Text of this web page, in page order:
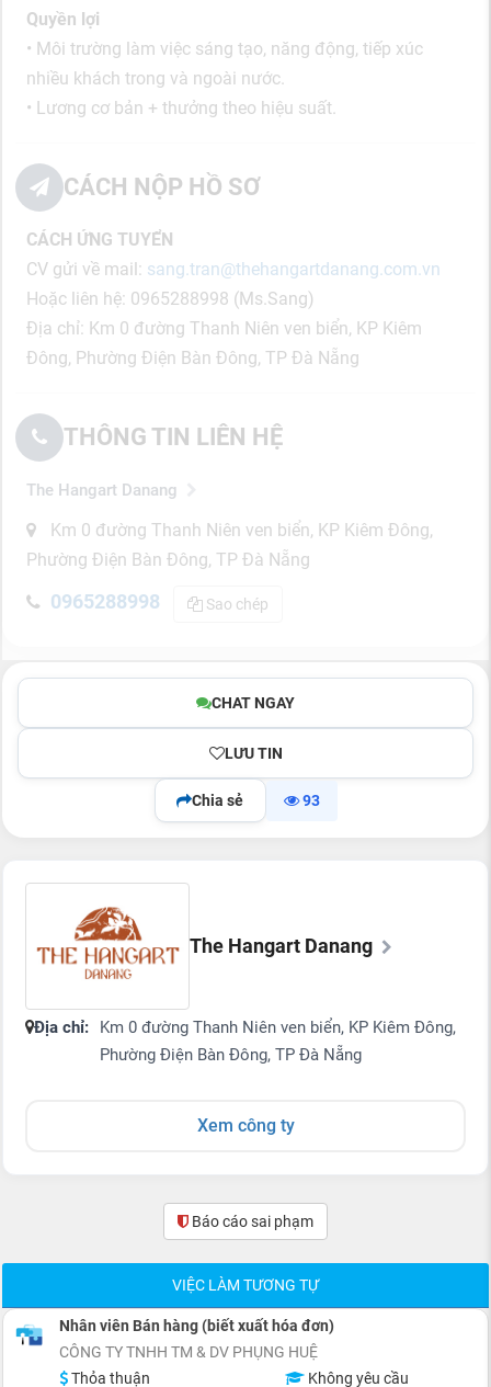
Quyền lợi
• Môi trường làm việc sáng tạo, năng động, tiếp xúc
nhiều khách trong và ngoài nước.
• Lương cơ bản + thưởng theo hiệu suất.
CÁCH NỘP HỒ SƠ
CÁCH ỨNG TUYỂN
CV gửi về mail: sang.tran@thehangartdanang.com.vn
Hoặc liên hệ: 0965288998 (Ms.Sang)
Địa chỉ: Km 0 đường Thanh Niên ven biển, KP Kiêm
Đông, Phường Điện Bàn Đông, TP Đà Nẵng
THÔNG TIN LIÊN HỆ
The Hangart Danang
Km 0 đường Thanh Niên ven biển, KP Kiêm Đông,
Phường Điện Bàn Đông, TP Đà Nẵng
0965288998 Sao chép
CHAT NGAY
LƯU TIN
Chia sẻ 93
The Hangart Danang
Địa chỉ:
Km 0 đường Thanh Niên ven biển, KP Kiêm Đông,
Phường Điện Bàn Đông, TP Đà Nẵng
Xem công ty
Báo cáo sai phạm(0)
VIỆC LÀM TƯƠNG TỰ
Nhân viên Bán hàng (biết xuất hóa đơn)
CÔNG TY TNHH TM & DV PHỤNG HUỆ
Thỏa thuận
Không yêu cầu